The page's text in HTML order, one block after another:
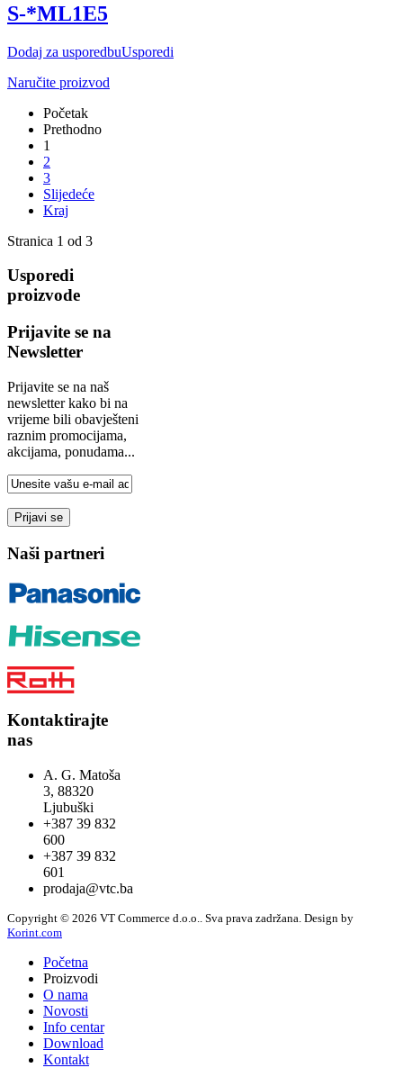
S-*ML1E5
Dodaj za usporedbuUsporedi
Naručite proizvod
Početak
Prethodno
1
2
3
Slijedeće
Kraj
Stranica 1 od 3
Usporedi
proizvode
Prijavite se na
Newsletter
Prijavite se na naš
newsletter kako bi na
vrijeme bili obavješteni
raznim promocijama,
akcijama, ponudama...
Naši partneri
Kontaktirajte
nas
A. G. Matoša
3, 88320
Ljubuški
+387 39 832
600
+387 39 832
601
prodaja@vtc.ba
Copyright © 2026 VT Commerce d.o.o.. Sva prava zadržana. Design by
Korint.com
Početna
Proizvodi
O nama
Novosti
Info centar
Download
Kontakt